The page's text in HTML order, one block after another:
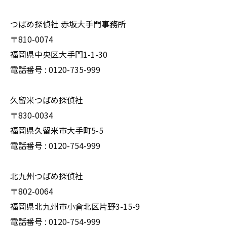
つばめ探偵社 赤坂大手門事務所
〒810-0074
福岡県中央区大手門1-1-30
電話番号 : 0120-735-999
久留米つばめ探偵社
〒830-0034
福岡県久留米市大手町5-5
電話番号 : 0120-754-999
北九州つばめ探偵社
〒802-0064
福岡県北九州市小倉北区片野3-15-9
電話番号 : 0120-754-999